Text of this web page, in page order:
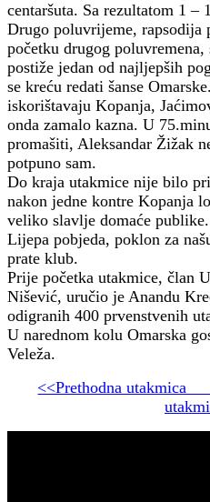
centaršuta. Sa rezultatom 1 –
Drugo poluvrijeme, rapsodija
početku drugog
postiže jedan od najljepših
se kreću redati šanse
iskorištavaju Kopanja,
onda zamalo kazna. U
promašiti, Aleksandar Žižak
potpuno sam.
Do kraja utakmice nije bilo
nakon jedne kontre Kopanja
veliko slavlje domaće
Lijepa pobjeda, poklon za
prate klub.
Prije početka utakmice, član
Nišević, uručio je Anandu
odigranih 400 prvenstvenih
U narednom kolu Omarska
Veleža.
<<Prethodna utakmica